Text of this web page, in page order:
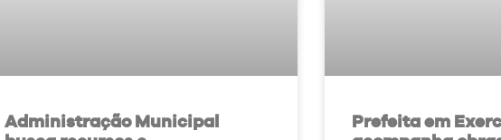
Administração Municipal
Prefeita em